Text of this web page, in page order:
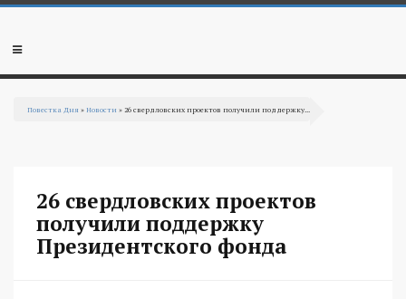
Перейти к основному содержанию
Мобильное
Повестка Дня »Новости » 26 свердловских проектов получили поддержку...
26 свердловских проектов
получили поддержку
Президентского фонда